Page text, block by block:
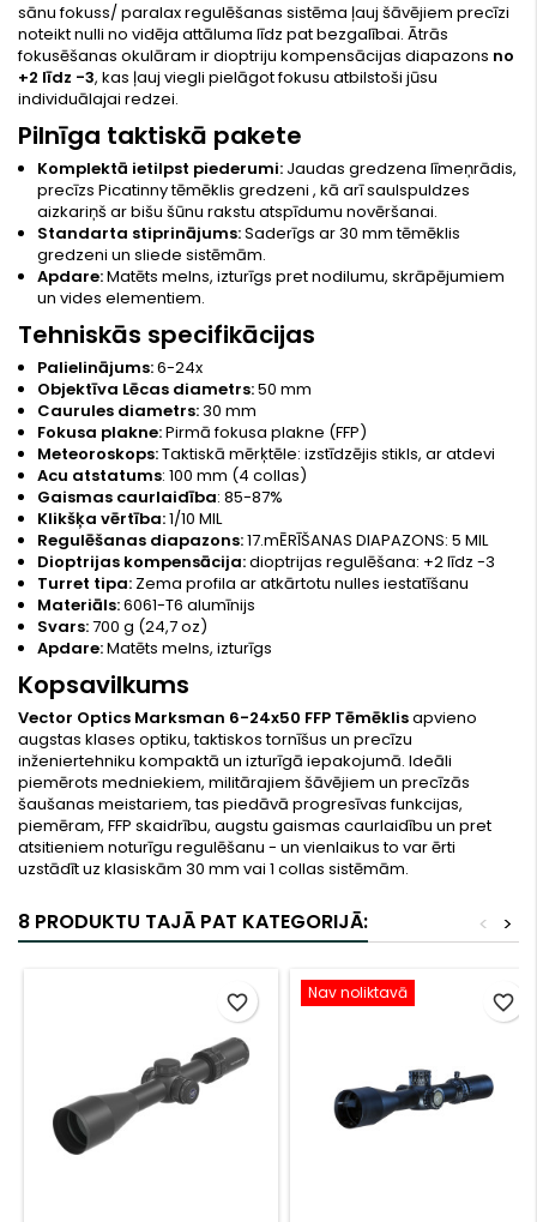
sānu fokuss/ paralax regulēšanas sistēma ļauj šāvējiem precīzi
noteikt nulli no vidēja attāluma līdz pat bezgalībai. Ātrās
fokusēšanas okulāram ir dioptriju kompensācijas diapazons no
+2 līdz -3, kas ļauj viegli pielāgot fokusu atbilstoši jūsu
individuālajai redzei.
Pilnīga taktiskā pakete
Komplektā ietilpst piederumi: Jaudas gredzena līmeņrādis,
precīzs Picatinny tēmēklis gredzeni , kā arī saulspuldzes
aizkariņš ar bišu šūnu rakstu atspīdumu novēršanai.
Standarta stiprinājums:Saderīgs ar 30 mm tēmēklis
gredzeni un sliede sistēmām.
Apdare:Matēts melns, izturīgs pret nodilumu, skrāpējumiem
un vides elementiem.
Tehniskās specifikācijas
Palielinājums:6-24x
Objektīva Lēcas diametrs:50 mm
Caurules diametrs:30 mm
Fokusa plakne:Pirmā fokusa plakne (FFP)
Meteoroskops:Taktiskā mērķtēle: izstīdzējis stikls, ar atdevi
Acu atstatums: 100 mm (4 collas)
Gaismas caurlaidība: 85-87%
Klikšķa vērtība:1/10 MIL
Regulēšanas diapazons:17.mĒRĪŠANAS DIAPAZONS: 5 MIL
Dioptrijas kompensācija:dioptrijas regulēšana: +2 līdz -3
Turret tipa: Zema profila ar atkārtotu nulles iestatīšanu
Materiāls:6061-T6 alumīnijs
Svars:700 g (24,7 oz)
Apdare:Matēts melns, izturīgs
Kopsavilkums
Vector Optics Marksman 6-24x50 FFP Tēmēklisapvieno
augstas klases optiku, taktiskos tornīšus un precīzu
inženiertehniku kompaktā un izturīgā iepakojumā. Ideāli
piemērots medniekiem, militārajiem šāvējiem un precīzās
šaušanas meistariem, tas piedāvā progresīvas funkcijas,
piemēram, FFP skaidrību, augstu gaismas caurlaidību un pret
atsitieniem noturīgu regulēšanu - un vienlaikus to var ērti
uzstādīt uz klasiskām 30 mm vai 1 collas sistēmām.
8 PRODUKTU TAJĀ PAT KATEGORIJĀ: >
<
favorite_border Nav noliktavā favorite_border